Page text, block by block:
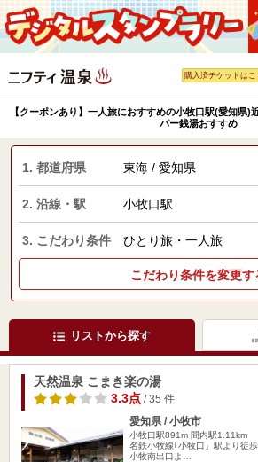
購入済チケットはこ
【クーポンあり】一人旅におすすめの小牧口駅(愛知県)
パー銭湯おすすめ
1. 都道府県 東海 / 愛知県
2. 沿線・駅 小牧口駅
3. こだわり条件 ひとり旅・一人旅
こだわり条件を変更す
リストから探す
天然温泉 こまき楽の湯
3.3点/ 35 件
愛知県 / 小牧市
小牧口駅891m 間内駅1.11km
名鉄小牧線｢小牧口」駅より徒
小牧南出口よ…